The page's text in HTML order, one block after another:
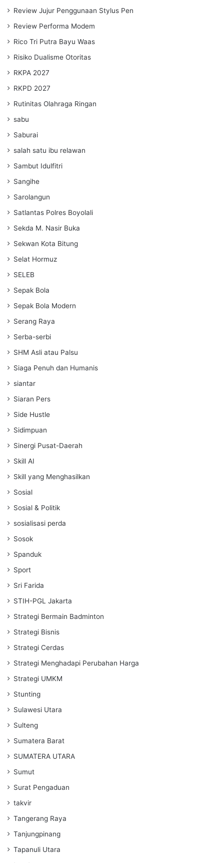
Review Jujur Penggunaan Stylus Pen
Review Performa Modem
Rico Tri Putra Bayu Waas
Risiko Dualisme Otoritas
RKPA 2027
RKPD 2027
Rutinitas Olahraga Ringan
sabu
Saburai
salah satu ibu relawan
Sambut Idulfitri
Sangihe
Sarolangun
Satlantas Polres Boyolali
Sekda M. Nasir Buka
Sekwan Kota Bitung
Selat Hormuz
SELEB
Sepak Bola
Sepak Bola Modern
Serang Raya
Serba-serbi
SHM Asli atau Palsu
Siaga Penuh dan Humanis
siantar
Siaran Pers
Side Hustle
Sidimpuan
Sinergi Pusat-Daerah
Skill AI
Skill yang Menghasilkan
Sosial
Sosial & Politik
sosialisasi perda
Sosok
Spanduk
Sport
Sri Farida
STIH-PGL Jakarta
Strategi Bermain Badminton
Strategi Bisnis
Strategi Cerdas
Strategi Menghadapi Perubahan Harga
Strategi UMKM
Stunting
Sulawesi Utara
Sulteng
Sumatera Barat
SUMATERA UTARA
Sumut
Surat Pengaduan
takvir
Tangerang Raya
Tanjungpinang
Tapanuli Utara